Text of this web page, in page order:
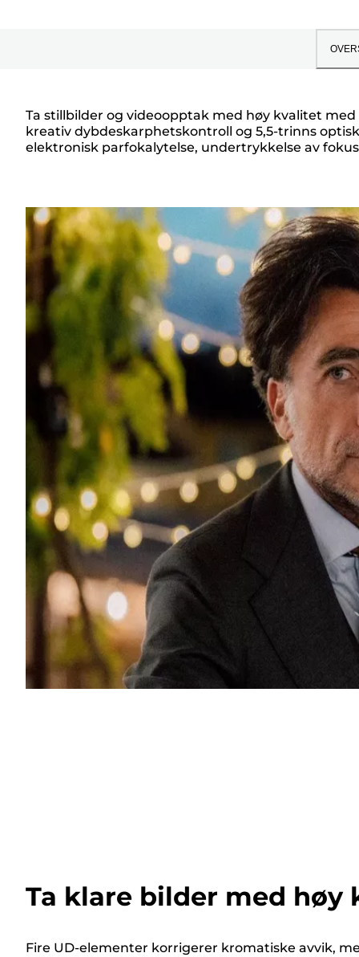
Oversikt
Ta stillbilder og videoopptak med høy kvalitet
kreativ dybdeskarphetskontroll og 5,5-trinns
elektronisk parfokalytelse, undertrykkelse av
Ta klare bilder med høy
Fire UD-elementer korrigerer kromatiske avvik,